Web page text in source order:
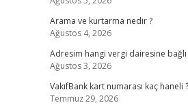
Arama ve kurtarma nedir ?
Ağustos 4, 2026
Adresim hangi vergi dairesine bağlı
Ağustos 3, 2026
VakıfBank kart numarası kaç haneli ?
Temmuz 29, 2026